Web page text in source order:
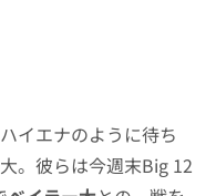
イエナのように待ち
。彼らは今週末Big 12